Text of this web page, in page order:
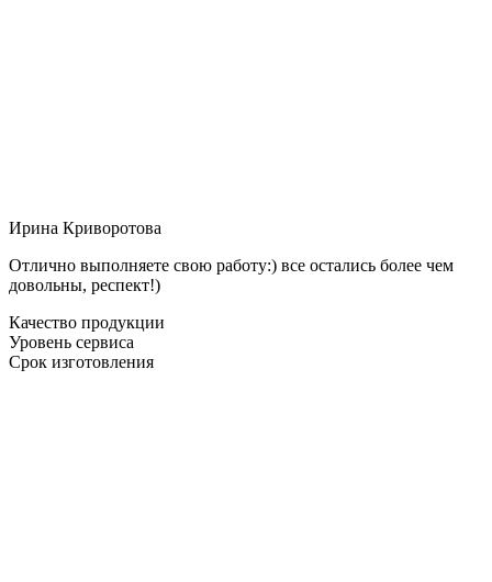
Ирина Криворотова
Отлично выполняете свою работу:) все остались более чем
довольны, респект!)
Качество продукции
Уровень сервиса
Срок изготовления